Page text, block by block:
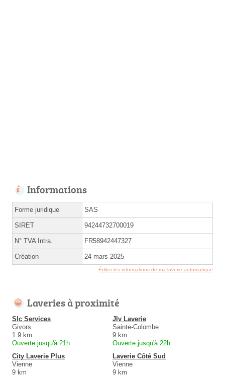
Informations
Forme juridique SAS
SIRET 94244732700019
N° TVA Intra. FR58942447327
Création 24 mars 2025
Éditer les informations de ma laverie automatique
Laveries à proximité
Slc Services
Givors
1.9 km
Ouverte jusqu'à 21h
Jlv Laverie
Sainte-Colombe
9 km
Ouverte jusqu'à 22h
City Laverie Plus
Vienne
9 km
Laverie Côté Sud
Vienne
9 km